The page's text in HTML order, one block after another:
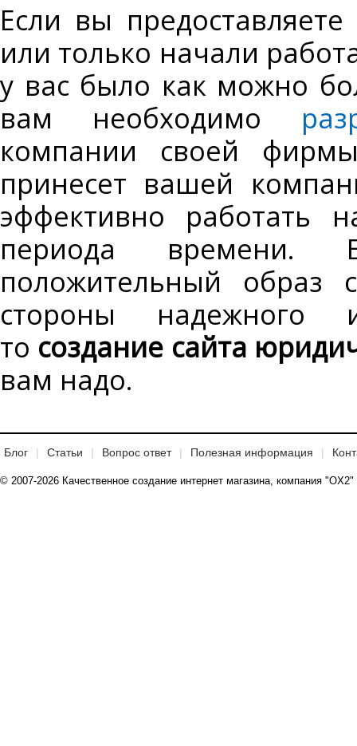
Если вы
или только начали
у вас было как можно
вам необходимо
компании своей
принесет вашей
эффективно работать
периода времени.
положительный образ
стороны надежного
то создание сайта
вам надо.
Блог Статьи Вопрос ответ Полезная информация
© 2007-2026 Качественное создание интернет магазина, компания "OX2"